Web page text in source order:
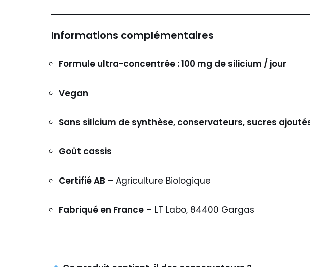
Informations complémentaires
Formule ultra-concentrée : 100 mg de silicium / jour
Vegan
Sans silicium de synthèse, conservateurs, sucres
Goût cassis
Certifié AB – Agriculture Biologique
Fabriqué en France – LT Labo, 84400 Gargas